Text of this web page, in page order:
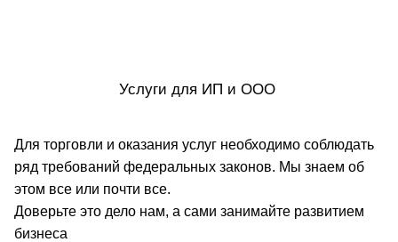
Услуги для ИП и ООО
Для торговли и оказания услуг необходимо соблюдать
ряд требований федеральных законов. Мы знаем об
этом все или почти все.
Доверьте это дело нам, а сами занимайте развитием
бизнеса